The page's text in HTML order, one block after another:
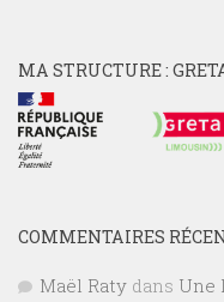
MA STRUCTURE :
COMMENTAIRES
Maël Raty dans Une